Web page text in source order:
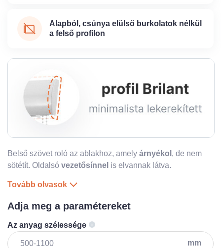
Alapból, csúnya elülső burkolatok nélkül
a felső profilon
Belső szövet roló az ablakhoz, amely árnyékol , de nem
sötétít. Oldalsó vezetősínnel is elvannak látva.
Tovább olvasok
Adja meg a paramétereket
Az anyag szélessége
mm